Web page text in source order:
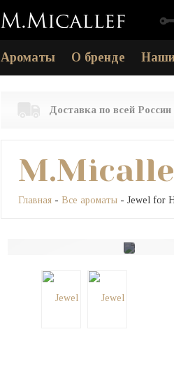
Ароматы О бренде Наши
Доставка по всей
Главная - Все ароматы - Jewel for